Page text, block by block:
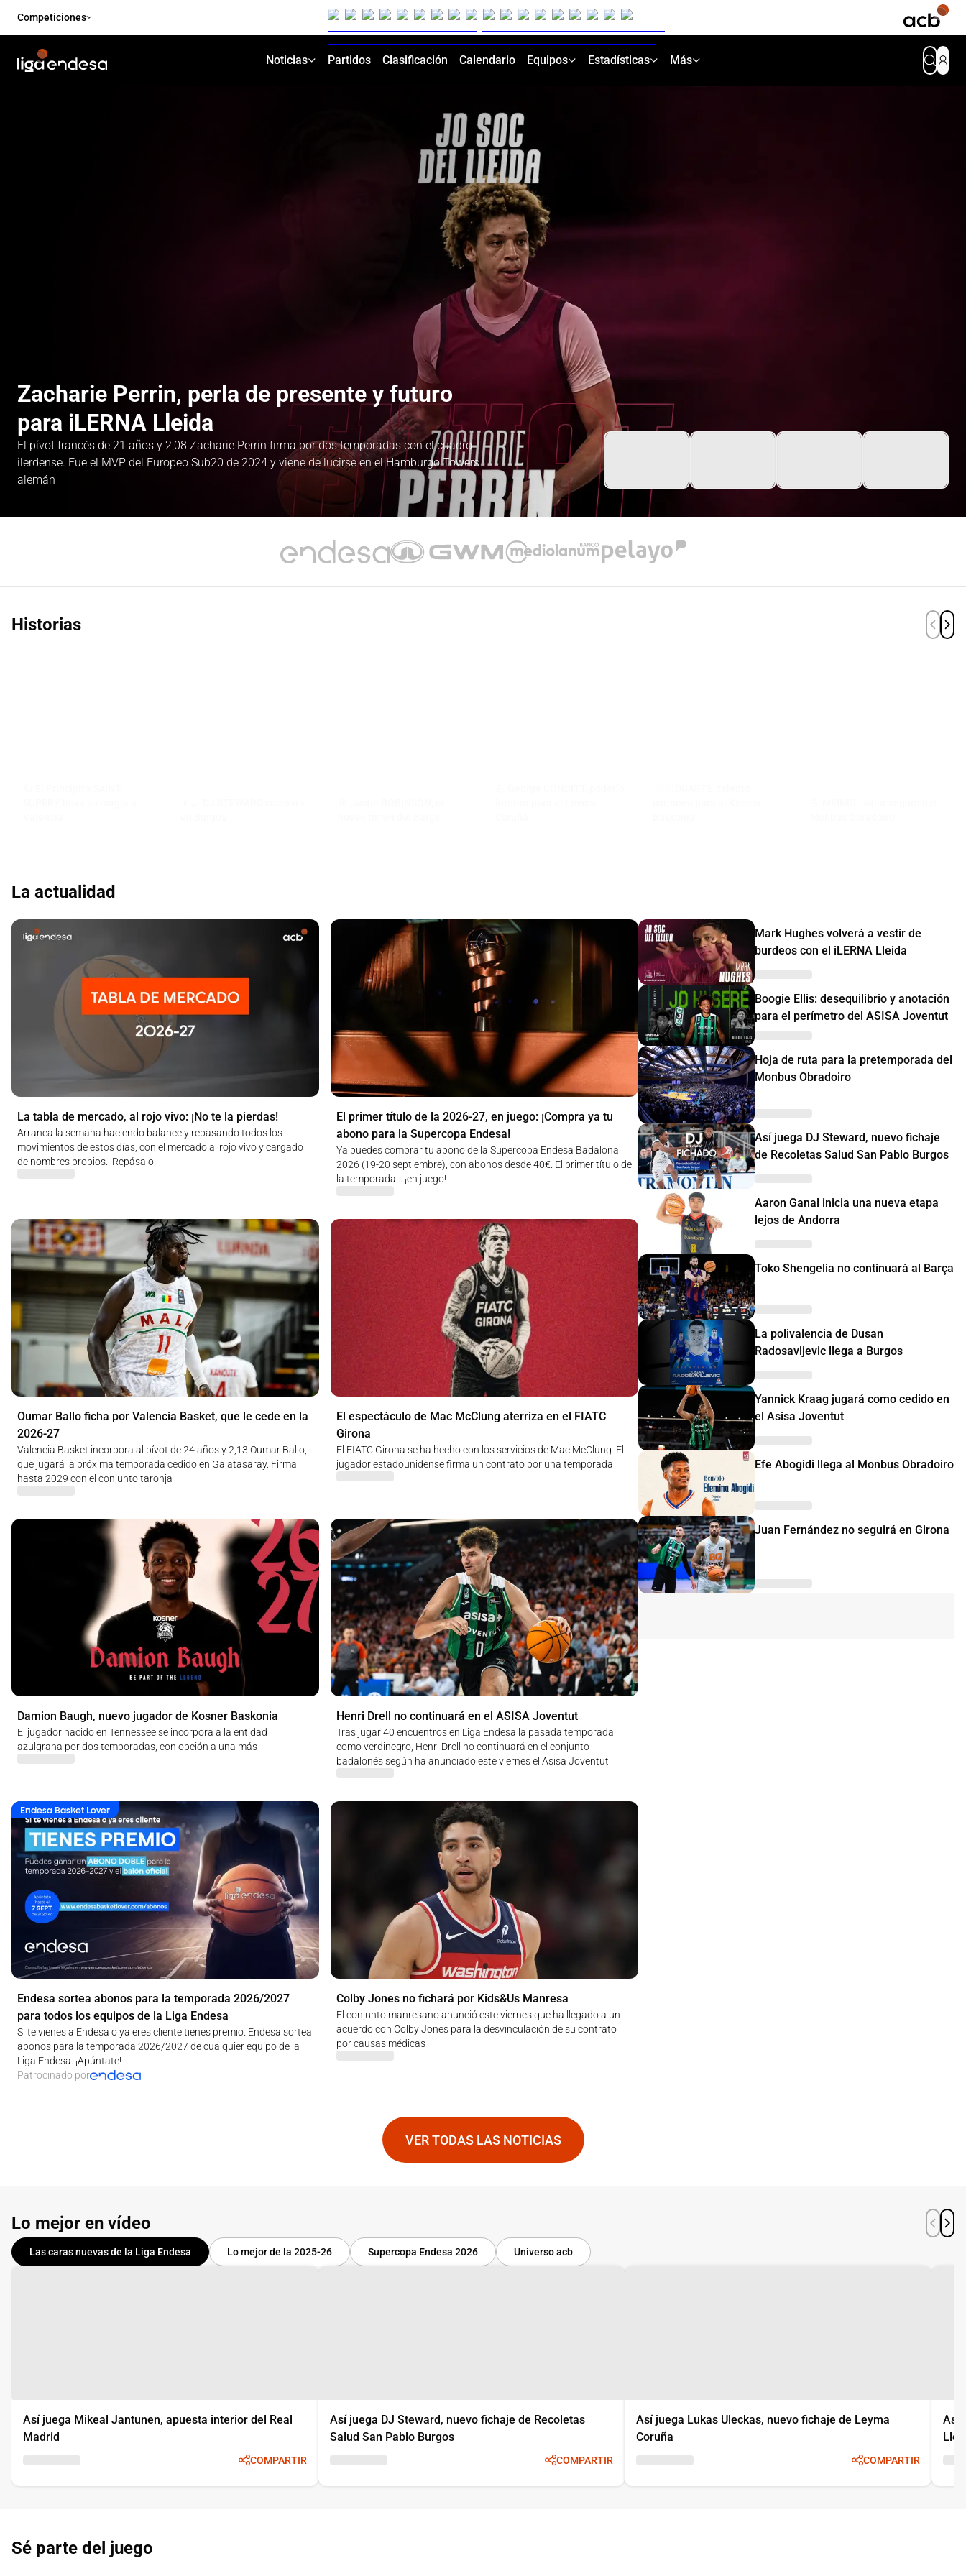
Competiciones
Noticias Partidos Clasificación Calendario Equipos Estadísticas Más
Zacharie Perrin, perla de presente y futuro
para iLERNA Lleida
El pívot francés de 21 años y 2,08 Zacharie Perrin firma por dos temporadas con el cuadro
ilerdense. Fue el MVP del Europeo Sub20 de 2024 y viene de lucirse en el Hamburgo Towers
alemán
Historias
La actualidad
La tabla de mercado, al rojo vivo: ¡No te la pierdas!
Arranca la semana haciendo balance y repasando todos los
movimientos de estos días, con el mercado al rojo vivo y cargado
de nombres propios. ¡Repásalo!
El primer título de la 2026-27, en juego: ¡Compra ya tu
abono para la Supercopa Endesa!
Ya puedes comprar tu abono de la Supercopa Endesa Badalona
2026 (19-20 septiembre), con abonos desde 40€. El primer título de
la temporada... ¡en juego!
Oumar Ballo ficha por Valencia Basket, que le cede en la
2026-27
Valencia Basket incorpora al pívot de 24 años y 2,13 Oumar Ballo,
que jugará la próxima temporada cedido en Galatasaray. Firma
hasta 2029 con el conjunto taronja
El espectáculo de Mac McClung aterriza en el FIATC
Girona
El FIATC Girona se ha hecho con los servicios de Mac McClung. El
jugador estadounidense firma un contrato por una temporada
Damion Baugh, nuevo jugador de Kosner Baskonia
El jugador nacido en Tennessee se incorpora a la entidad
azulgrana por dos temporadas, con opción a una más
Henri Drell no continuará en el ASISA Joventut
Tras jugar 40 encuentros en Liga Endesa la pasada temporada
como verdinegro, Henri Drell no continuará en el conjunto
badalonés según ha anunciado este viernes el Asisa Joventut
Endesa Basket Lover
Endesa sortea abonos para la temporada 2026/2027
para todos los equipos de la Liga Endesa
Si te vienes a Endesa o ya eres cliente tienes premio. Endesa sortea
abonos para la temporada 2026/2027 de cualquier equipo de la
Liga Endesa. ¡Apúntate!
Patrocinado por
Colby Jones no fichará por Kids&Us Manresa
El conjunto manresano anunció este viernes que ha llegado a un
acuerdo con Colby Jones para la desvinculación de su contrato
por causas médicas
Mark Hughes volverá a vestir de
burdeos con el iLERNA Lleida
Boogie Ellis: desequilibrio y anotación
para el perímetro del ASISA Joventut
Hoja de ruta para la pretemporada del
Monbus Obradoiro
Así juega DJ Steward, nuevo fichaje
de Recoletas Salud San Pablo Burgos
Aaron Ganal inicia una nueva etapa
lejos de Andorra
Toko Shengelia no continuarà al Barça
La polivalencia de Dusan
Radosavljevic llega a Burgos
Yannick Kraag jugará como cedido en
el Asisa Joventut
Efe Abogidi llega al Monbus Obradoiro
Juan Fernández no seguirá en Girona
VER TODAS LAS NOTICIAS
Lo mejor en vídeo
Las caras nuevas de la Liga Endesa Lo mejor de la 2025-26 Supercopa Endesa 2026 Universo acb
Así juega Mikeal Jantunen, apuesta interior del Real
Madrid
COMPARTIR
Así juega DJ Steward, nuevo fichaje de Recoletas
Salud San Pablo Burgos
COMPARTIR
Así juega Lukas Uleckas, nuevo fichaje de Leyma
Coruña
COMPARTIR
Así
Sé parte del juego